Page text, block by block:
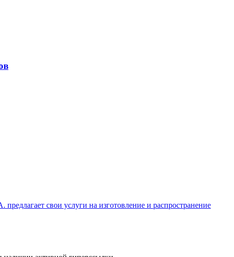
свои услуги на изготовление и распространение